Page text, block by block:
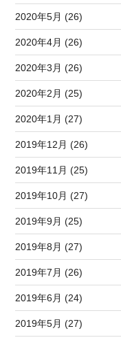
2020年5月 (26)
2020年4月 (26)
2020年3月 (26)
2020年2月 (25)
2020年1月 (27)
2019年12月 (26)
2019年11月 (25)
2019年10月 (27)
2019年9月 (25)
2019年8月 (27)
2019年7月 (26)
2019年6月 (24)
2019年5月 (27)